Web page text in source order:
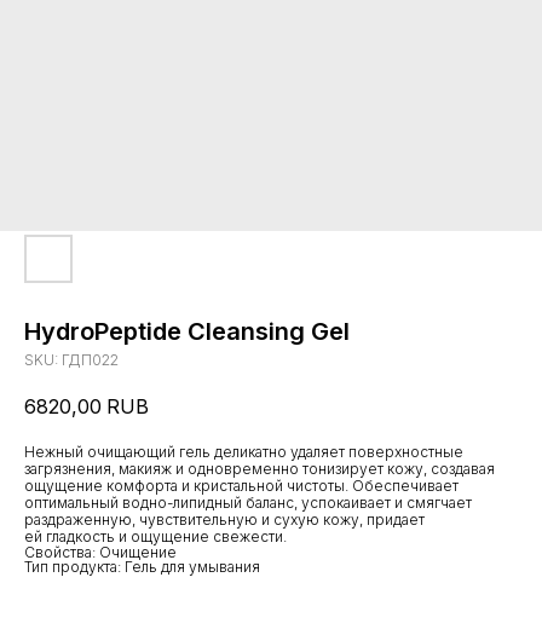
HydroPeptide Cleansing Gel
SKU: ГДП022
6820,00 RUB
Нежный очищающий гель деликатно удаляет поверхностные
загрязнения, макияж и одновременно тонизирует кожу, создавая
ощущение комфорта и кристальной чистоты. Обеспечивает
оптимальный водно-липидный баланс, успокаивает и смягчает
раздраженную, чувствительную и сухую кожу, придает
ей гладкость и ощущение свежести.
Свойства: Очищение
Тип продукта: Гель для умывания